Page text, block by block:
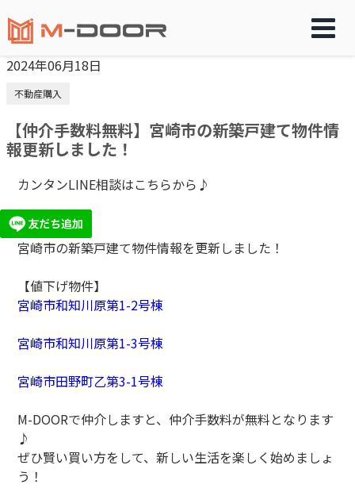
2024年06月18日
不動産購入
【仲介手数料無料】宮崎市の新築戸建て物件情
報更新しました！
カンタンLINE相談はこちらから♪
宮崎市の新築戸建て物件情報を更新しました！
【値下げ物件】
宮崎市和知川原第1-2号棟
宮崎市和知川原第1-3号棟
宮崎市田野町乙第3-1号棟
M-DOORで仲介しますと、仲介手数料が無料となります
♪
ぜひ賢い買い方をして、新しい生活を楽しく始めましょ
う！